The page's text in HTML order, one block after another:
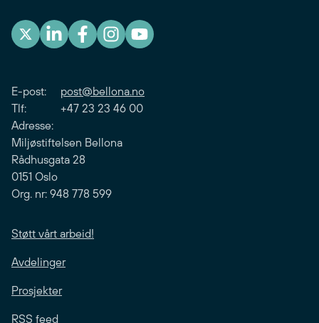
E-post: post@bellona.no
Tlf: +47 23 23 46 00
Adresse:
Miljøstiftelsen Bellona
Rådhusgata 28
0151 Oslo
Org. nr: 948 778 599
Støtt vårt arbeid!
Avdelinger
Prosjekter
RSS feed